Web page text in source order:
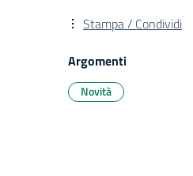
Stampa / Condividi
Argomenti
Novità